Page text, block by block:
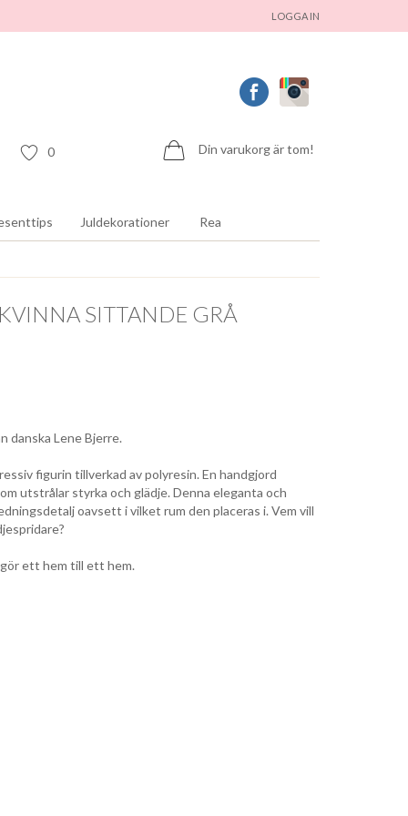
LOGGA IN
Din varukorg är tom!
0
Juldekorationer Rea
SITTANDE GRÅ
danska Lene Bjerre.
figurin tillverkad av polyresin. En handgjord
utstrålar styrka och glädje. Denna eleganta och
oavsett i vilket rum den placeras i. Vem vill
ett hem till ett hem.